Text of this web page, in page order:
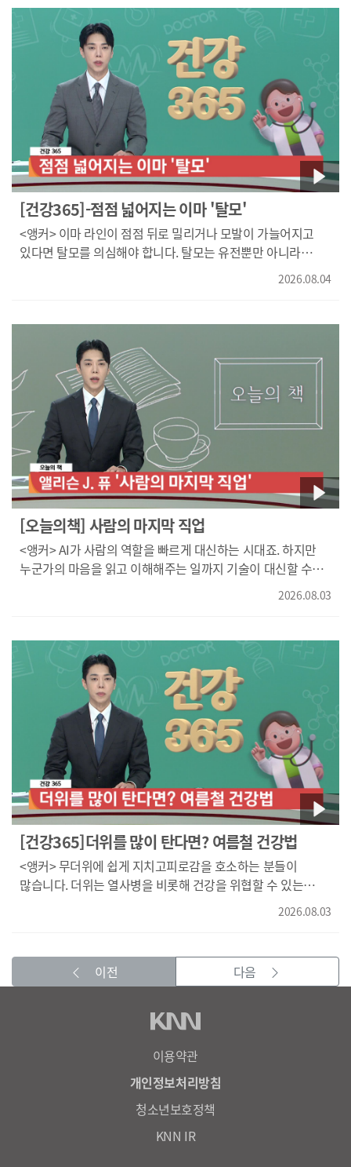
생각이 됩니다. 비문증은 노화의 일부일 수도 있지만
망막질환의 첫 신호일 수도 있습니다. 증상이 갑자기
나타났다면 정확한 검사를 통해 눈 건강을 확인하시기
바랍니다. 건강365였습니다.
걸으며 만난 풍경과 삶의 이야기를 담아냈는데요. 또
여행지에서 만난 역사와 문화, 사람들과의 인연을 작가만의
시선으로 풀어냅니다. 단순히 여행지를 소개하는 데 그치지
않고, 역사적 기록과 자신의 견해를 함께 담아낸 것이
흥미로운데요. 특히 고대 유적과 역사 현장을 직접 찾아보고
자신의 견해를 더하며 여행의 의미를 넓혀갑니다. 걷기와 여행
속에서 만난 소소한 일상과 삶의 경험을 차분히 돌아보게
합니다. 오늘의 책이었습니다.
[건강365]-점점 넓어지는 이마 '탈모'
<앵커> 이마 라인이 점점 뒤로 밀리거나 모발이 가늘어지고
있다면 탈모를 의심해야 합니다. 탈모는 유전뿐만 아니라
생활습관 등 다양한 원인으로 생기는 만큼, 일찍 치료를
넓어지는 등 탈모를 고민하는 분들이 늘고 있습니다. 일반
탈모는 유전적 요인과 호르몬의 영향을 많이 받는 질환으로
조기에 치료를 시작하는 것이 중요한데요. 일반 탈모의 원인과
치료 방법에 대해 알아봅니다. (주봉현 나비한의원 원장님 /
동의대학교 한의과대학 졸업, 동의대학교 대학원 한의학 박사}
인구가 유지되려면 새로운 출생이 계속되어야 하듯이
머리숱도 유지되려면 빠진 만큼 새 모발이 다시 자라야 됩니다.
일반 탈모는 숱이 적어지거나 가늘어지는 것입니다. 이것은
빠지는 모발에도 영향을 받지만 새 모발이 충분히 올라오지
않거나 굵어지지 못하는 것에 영향을 더 크게 받습니다. 모낭의
세포 재생력이 낮아져서 그렇습니다. 스트레스와 수면 부족,
불규칙한 식생활이 이런 환경을 조성합니다. 탈모는 단순히
머리카락이 빠지는 것이 아니라 모낭의 변화가 함께 진행되는
질환인데요. 증상이 나타났다면 조기에 진료를 받는 것이
잔모, 솜털의 비율을 함께 봅니다. 눈으로는 비슷해 보여도
이런 변화가 발견되면 초기 탈모로 판단할 수 있습니다. 원인에
따라 치료 방법도 달라질 수 있습니다. 탈모 치료의 핵심은
빠지는 모발만 줄이는 데 있지 않습니다. 새 모발이 다시
올라오고, 가는 모발이 충분히 굵어지도록 만드는 것이 더
중요합니다. 한의학에서는 두피 치료, 한약 치료를 함께하고
수면과 스트레스, 식생활까지 살펴서 모발이 자랄 수 있는 몸의
환경을 회복시키는 데 중점을 둡니다. 탈모는 조기에
치료할수록 진행을 늦추고 좋은 결과를 기대할 수 있습니다.
혼자 고민하기보다 정확한 진단을 통해 자신에게 맞는 치료를
받아보시기 바랍니다. 건강365였습니다.
2026.08.04
[오늘의책] 사람의 마지막 직업
<앵커> AI가 사람의 역할을 빠르게 대신하는 시대죠. 하지만
누군가의 마음을 읽고 이해해주는 일까지 기술이 대신할 수
관리자처럼 사람을 직접 대하는 수많은 노동자가 연결노동을
수행하고 있는데요. 하지만 이 노동은 눈에 잘 보이지 않아서
중요성에 비해 충분한 인정과 보상을 받지 못하곤 합니다. 책은
효율성과 자동화를 앞세운 시스템이 사람 사이의 관계를
약화시키고, 노동자를 대본과 매뉴얼에 따라 움직이게
만든다고 지적합니다. 그러면서 몸과 감정의 언어, 협력과
즉흥성, 실수를 바로잡는 능력은 기술이 완전히 대신하기
어려운 '인간 고유의 기술'이라고 강조하는데요. 인간다운
연결을 이어가기 위해서는 개인의 사명감에만 의존할 것이
아니라 충분한 시간과 자원, 돌봄의 조직문화가 필요하다고
덧붙입니다. 오늘의 책이었습니다.
2026.08.03
[건강365]더위를 많이 탄다면? 여름철 건강법
<앵커> 무더위에 쉽게 지치고피로감을 호소하는 분들이
많습니다. 더위는 열사병을 비롯해 건강을 위협할 수 있는
있습니다. 한의학에서는 개인의 체질과 몸의 균형에 따라
더위를 느끼는 정도가 달라질 수 있다고 보는데요. 여름철
(김종혁 경락한의원 원장님 / 개원 한의사 대상 10주 약침강의,
동의대학교 한의과대학 졸업} 같은 날씨에서도 더위를 타는
정도는 사람마다 다를 수 있습니다. 한의학에서는 몸의 기운이
부족하거나, 체내에 열이 많거나, 수분대사가 원활하지 않은
경우 쉽게 땀을 흘리고, 피로감이 심하거나 갈증이 심한 증상이
함께 나타난다면 이것은 몸의 균형이 깨졌다는 신호일 수
있으니, 원인에 맞는 치료가 중요합니다. 더위를 많이 탄다고
2026.08.03
이전 다음
이용약관
개인정보처리방침
청소년보호정책
KNN IR